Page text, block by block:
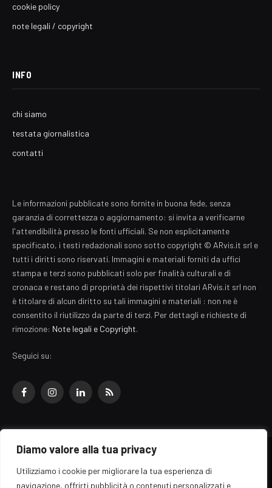
Diamo valore alla tua privacy
Utilizziamo i cookie per migliorare la tua esperienza di
navigazione, offrirti pubblicità o contenuti personalizzati e
cookie policy
note legali / copyright
INFO
chi siamo
testata giornalistica
contatti
Le informazioni pubblicate sono fornite in buona fede, senza
garanzia di correttezza o aggiornamento: si invita a verificarne
l'attendibilità presso le fonti ufficiali. Se non esplicitamente
specificato, i testi redazionali sono sotto copyright © ARvis.it srl e
tutti i diritti sono riservati. Immagini e materiali forniti da uffici
stampa e terzi sono pubblicati solo per finalità culturali e di
cronaca e restano di proprietà dei rispettivi titolari ARvis.it srl non
è titolare di alcun diritto su tali immagini e materiali : non ne è
consentito il riutilizzo da parte di terzi. Per dettagli e richieste di
rimozione: Note legali e Copyright.
Seguici su:
FacebookInstagramLinkedInRSS
© 2026 EZ Rome Designed by ARvis.it
Il portale EZ Rome e' una testata giornalistica di carattere generalista